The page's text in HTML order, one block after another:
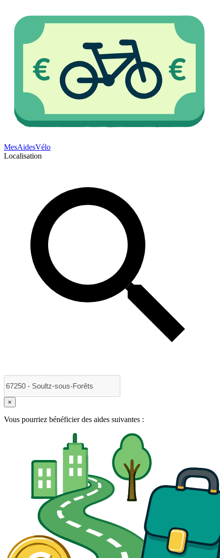
MesAidesVélo
Localisation
×
Vous pourriez bénéficier des aides suivantes :